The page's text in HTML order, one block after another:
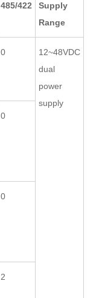
485/422
Supply
Range
0
12~48VDC
dual
power
supply
0
0
2